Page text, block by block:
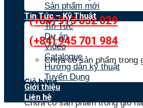
(+84) 913 832 029
(+84) 945 701 984
Chưa có sản phẩm trong
Giỏ hàng
Chưa có sản phẩm trong giỏ
Sản phẩm mới
Tin Tức – Kỹ Thuật
Tin Tức
Dự án
Video
Catalogue
Hướng dẫn kỹ thuật
Tuyển Dụng
Giới thiệu
Liên hệ